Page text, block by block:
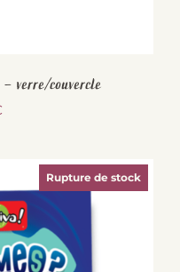
verre/couvercle
Rupture de stock